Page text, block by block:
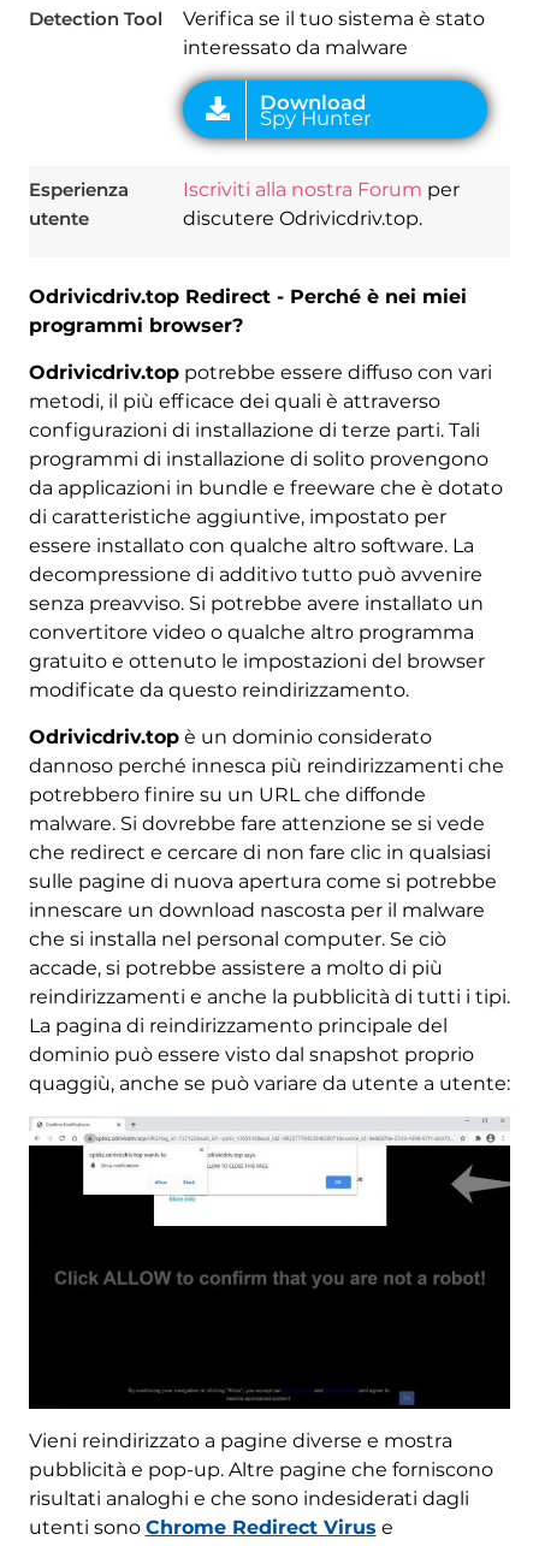
Detection Tool
Verifica se il tuo sistema è stato
interessato da malware
Esperienza
utente
Iscriviti alla nostra Forum per
discutere Odrivicdriv.top.
Odrivicdriv.top Redirect - Perché è nei miei
programmi browser?
Odrivicdriv.toppotrebbe essere diffuso con vari
metodi, il più efficace dei quali è attraverso
configurazioni di installazione di terze parti. Tali
programmi di installazione di solito provengono
da applicazioni in bundle e freeware che è dotato
di caratteristiche aggiuntive, impostato per
essere installato con qualche altro software. La
decompressione di additivo tutto può avvenire
senza preavviso. Si potrebbe avere installato un
convertitore video o qualche altro programma
gratuito e ottenuto le impostazioni del browser
modificate da questo reindirizzamento.
Odrivicdriv.topè un dominio considerato
dannoso perché innesca più reindirizzamenti che
potrebbero finire su un URL che diffonde
malware. Si dovrebbe fare attenzione se si vede
che redirect e cercare di non fare clic in qualsiasi
sulle pagine di nuova apertura come si potrebbe
innescare un download nascosta per il malware
che si installa nel personal computer. Se ciò
accade, si potrebbe assistere a molto di più
reindirizzamenti e anche la pubblicità di tutti i tipi.
La pagina di reindirizzamento principale del
dominio può essere visto dal snapshot proprio
quaggiù, anche se può variare da utente a utente:
Vieni reindirizzato a pagine diverse e mostra
pubblicità e pop-up. Altre pagine che forniscono
risultati analoghi e che sono indesiderati dagli
utenti sono Chrome Redirect Virus e